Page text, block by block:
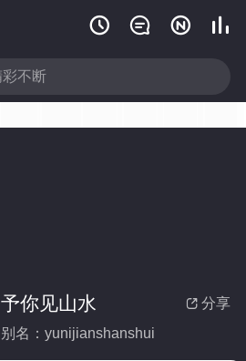
   
 分享
予你见山水
别名：yunijianshanshui